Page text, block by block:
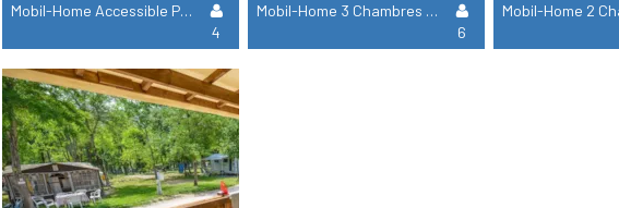
Mobil-Home Accessible Pmr 2 Chambres
4
Mobil-Home 3 Chambres - Collection Confort
6